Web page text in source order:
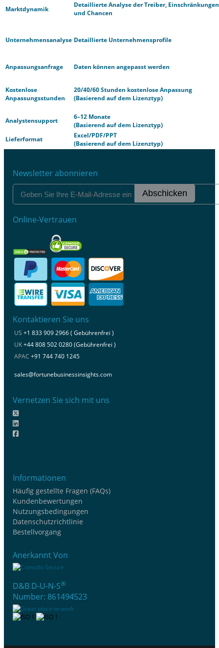
Marktdynamik
Detaillierte Analyse der Treiber, Einschränkungen
und Chancen
Unternehmensanalyse Detaillierte Unternehmensprofile
Anpassungsanfrage Daten können angepasst werden
Kostenlose
Anpassungsstunden
20/40/60 Stunden kostenlose Anpassung
(Basierend auf dem Lizenztyp)
Analystensupport
6–12 Monate
(Basierend auf dem Lizenztyp)
Lieferformat
Excel/PDF/PPT
(Basierend auf dem Lizenztyp)
Newsletter abonnieren
Abschicken
Online-Vertrauen
Kontaktieren Sie uns
US +1 833 909 2966 ( Gebührenfrei )
UK+44 808 502 0280 (Gebührenfrei )
APAC +91 744 740 1245
sales@fortunebusinessinsights.com
Vernetzen Sie sich mit uns
Informationen
Häufig gestellte Fragen (FAQs)
Kundenbewertungen
Nutzungsbedingungen
Datenschutzrichtlinie
Bestellvorgang
Anerkannt Von
D&B D-U-N-S®
Number: 861494523